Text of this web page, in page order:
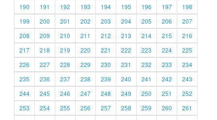
190
191 192 193 194 195 196 197
198
199
200 201 202 203 204 205 206
207
208
209 210 211 212 213 214 215
216
217
218 219 220 221 222 223 224
225
226
227 228 229 230 231 232 233
234
235
236 237 238 239 240 241 242
243
244
245 246 247 248 249 250 251
252
253
254 255 256 257 258 259 260
261